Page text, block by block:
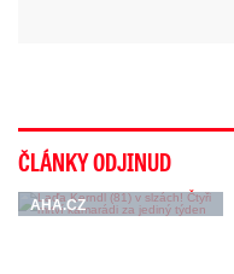
ČLÁNKY ODJINUD
AHA.CZ